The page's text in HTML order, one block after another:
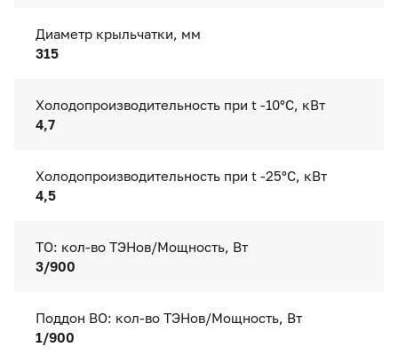
Диаметр крыльчатки, мм
315
Холодопроизводительность при t -10°C, кВт
4,7
Холодопроизводительность при t -25°C, кВт
4,5
ТО: кол-во ТЭНов/Мощность, Вт
3/900
Поддон ВО: кол-во ТЭНов/Мощность, Вт
1/900